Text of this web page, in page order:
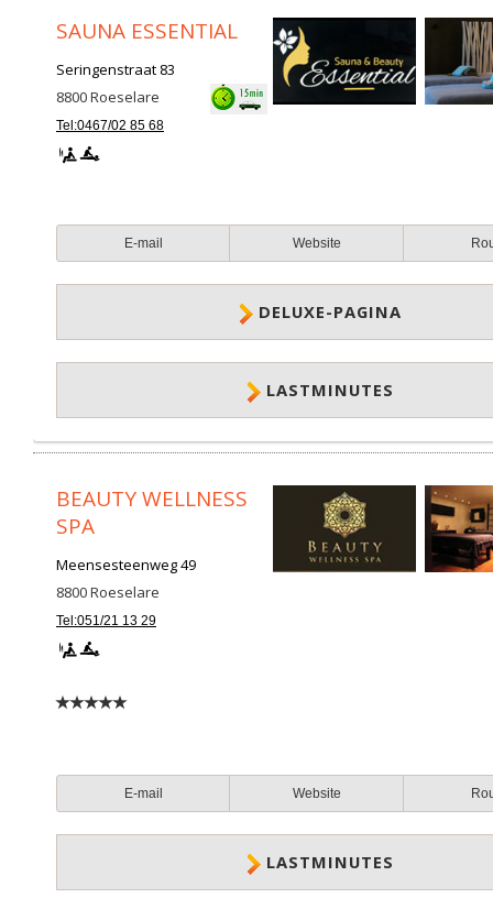
SAUNA ESSENTIAL
Seringenstraat 83
8800Roeselare
Tel:0467/02 85 68
E-mail Website
DELUXE-PAGINA
LASTMINUTES
BEAUTY WELLNESS
SPA
Meensesteenweg 49
8800Roeselare
Tel:051/21 13 29
E-mail Website
LASTMINUTES